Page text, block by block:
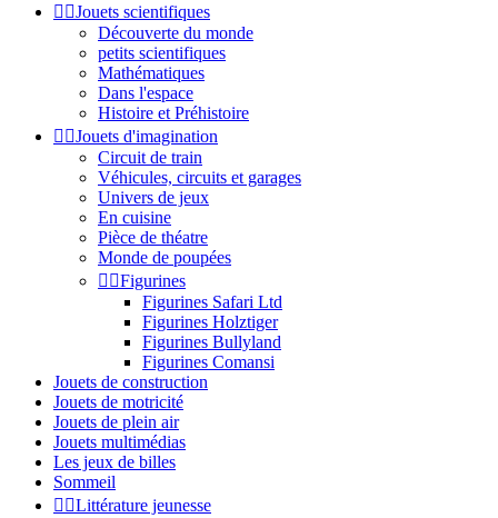
 Jouets scientifiques
Découverte du monde
petits scientifiques
Mathématiques
Dans l'espace
Histoire et Préhistoire
 Jouets d'imagination
Circuit de train
Véhicules, circuits et garages
Univers de jeux
En cuisine
Pièce de théatre
Monde de poupées
 Figurines
Figurines Safari Ltd
Figurines Holztiger
Figurines Bullyland
Figurines Comansi
Jouets de construction
Jouets de motricité
Jouets de plein air
Jouets multimédias
Les jeux de billes
Sommeil
 Littérature jeunesse